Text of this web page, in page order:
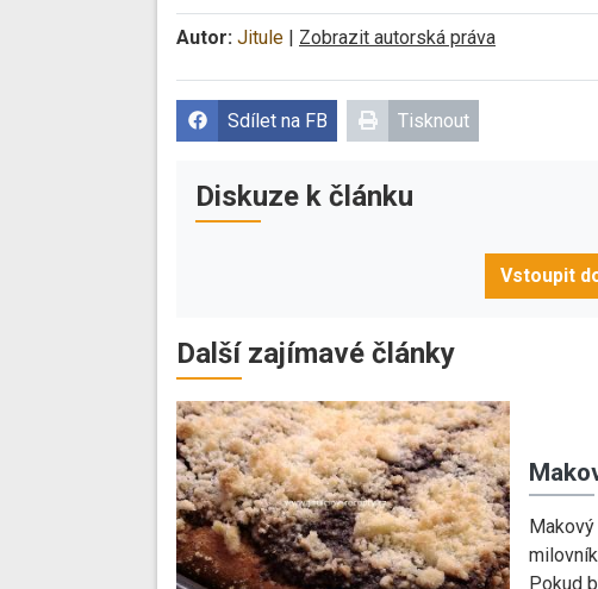
Autor: Jitule Zobrazit autorská práva
Sdílet na FB Tisknout
Diskuze k článku
Vstoupit
Další zajímavé články
Pokud